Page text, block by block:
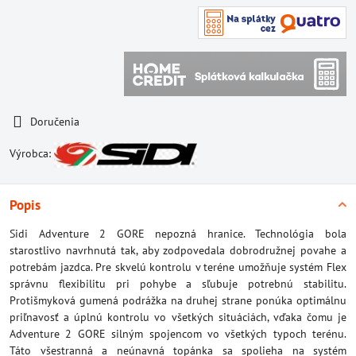
Doručenia
Výrobca:
Popis
Sidi Adventure 2 GORE nepozná hranice. Technológia bola
starostlivo navrhnutá tak, aby zodpovedala dobrodružnej povahe a
potrebám jazdca. Pre skvelú kontrolu v teréne umožňuje systém Flex
správnu flexibilitu pri pohybe a sľubuje potrebnú stabilitu.
Protišmyková gumená podrážka na druhej strane ponúka optimálnu
priľnavosť a úplnú kontrolu vo všetkých situáciách, vďaka čomu je
Adventure 2 GORE silným spojencom vo všetkých typoch terénu.
Táto všestranná a neúnavná topánka sa spolieha na systém